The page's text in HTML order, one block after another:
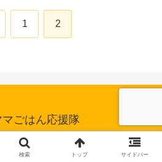
1 2
ごはん応援隊
パママごはん応援隊.
検索 トップ サイドバー